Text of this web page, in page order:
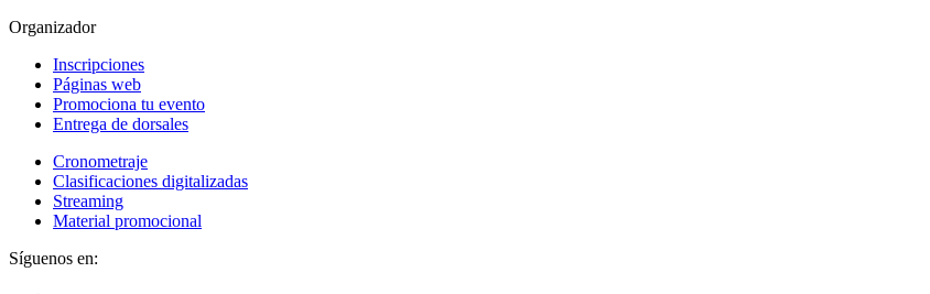
Organizador
Inscripciones
Páginas web
Promociona tu evento
Entrega de dorsales
Cronometraje
Clasificaciones digitalizadas
Streaming
Material promocional
Síguenos en: